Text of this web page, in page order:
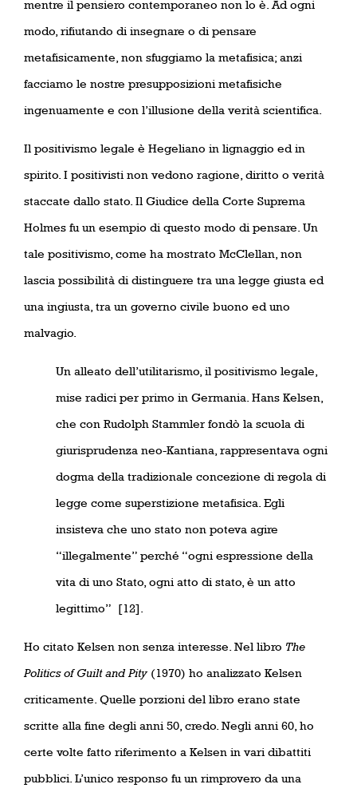
mentre il pensiero contemporaneo non lo è. Ad ogni
modo, rifiutando di insegnare o di pensare
metafisicamente, non sfuggiamo la metafisica; anzi
facciamo le nostre presupposizioni metafisiche
ingenuamente e con l’illusione della verità scientifica.
Il positivismo legale è Hegeliano in lignaggio ed in
spirito. I positivisti non vedono ragione, diritto o verità
staccate dallo stato. Il Giudice della Corte Suprema
Holmes fu un esempio di questo modo di pensare. Un
tale positivismo, come ha mostrato McClellan, non
lascia possibilità di distinguere tra una legge giusta ed
una ingiusta, tra un governo civile buono ed uno
malvagio.
Un alleato dell’utilitarismo, il positivismo legale,
mise radici per primo in Germania. Hans Kelsen,
che con Rudolph Stammler fondò la scuola di
giurisprudenza neo-Kantiana, rappresentava ogni
dogma della tradizionale concezione di regola di
legge come superstizione metafisica. Egli
insisteva che uno stato non poteva agire
“illegalmente” perché “ogni espressione della
vita di uno Stato, ogni atto di stato, è un atto
legittimo” [12].
Ho citato Kelsen non senza interesse. Nel libro The
Politics of Guilt and Pity (1970) ho analizzato Kelsen
criticamente. Quelle porzioni del libro erano state
scritte alla fine degli anni 50, credo. Negli anni 60, ho
certe volte fatto riferimento a Kelsen in vari dibattiti
pubblici. L’unico responso fu un rimprovero da una